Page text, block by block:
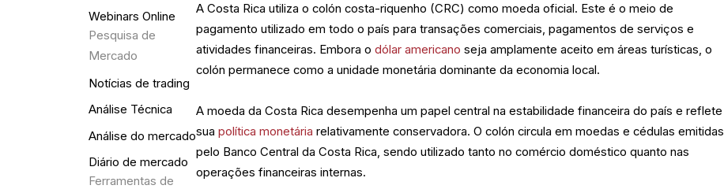
Webinars Online
Pesquisa de
Mercado
Notícias de trading
Análise Técnica
Análise do mercado
Diário de mercado
Ferramentas de
A Costa Rica utiliza o colón costa-riquenho (CRC) como moeda oficial. Este é o meio de
pagamento utilizado em todo o país para transações comerciais, pagamentos de serviços e
atividades financeiras. Embora odólar americano seja amplamente aceito em áreas turísticas, o
colón permanece como a unidade monetária dominante da economia local.
A moeda da Costa Rica desempenha um papel central na estabilidade financeira do país e reflete
suapolítica monetária relativamente conservadora. O colón circula em moedas e cédulas emitidas
pelo Banco Central da Costa Rica, sendo utilizado tanto no comércio doméstico quanto nas
operações financeiras internas.